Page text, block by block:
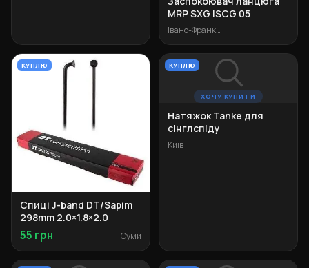
MRP SXG ISCG 05
Івано-Франківськ
КУПЛЮ
Спиці J-band DT/Sapim
298mm 2.0×1.8×2.0
55 грн Суми
ХОЧУ КУПИТИ
КУПЛЮ
Натяжок Tanke для
сінглспіду
Київ